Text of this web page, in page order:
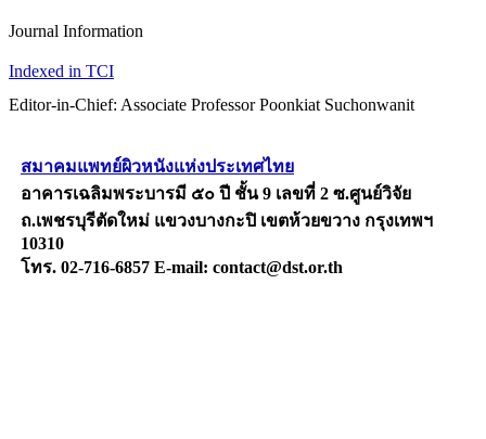
Journal Information
Indexed in TCI
Editor-in-Chief: Associate Professor Poonkiat Suchonwanit
สมาคมแพทย์ผิวหนังแห่งประเทศไทย
อาคารเฉลิมพระบารมี ๕๐ ปี ชั้น 9 เลขที่ 2 ซ.ศูนย์วิจัย
ถ.เพชรบุรีตัดใหม่ แขวงบางกะปิ เขตห้วยขวาง กรุงเทพฯ
10310
โทร. 02-716-6857 E-mail: contact@dst.or.th